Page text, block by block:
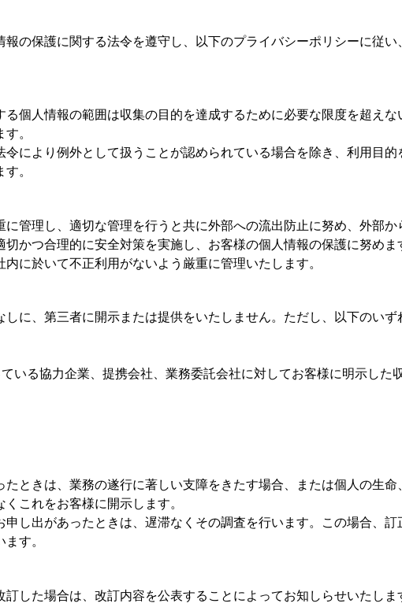
の保護に関する法令を遵守し、以下のプライバシーポリシーに従い
個人情報の範囲は収集の目的を達成するために必要な限度を超えな
。
により例外として扱うことが認められている場合を除き、利用目的
。
管理し、適切な管理を行うと共に外部への流出防止に努め、外部か
かつ合理的に安全対策を実施し、お客様の個人情報の保護に努めま
に於いて不正利用がないよう厳重に管理いたします。
に、第三者に開示または提供をいたしません。ただし、以下のいず
いる協力企業、提携会社、業務委託会社に対してお客様に明示した
ときは、業務の遂行に著しい支障をきたす場合、または個人の生命
これをお客様に開示します。
し出があったときは、遅滞なくその調査を行います。この場合、訂
す。
した場合は、改訂内容を公表することによってお知しらせいたしま